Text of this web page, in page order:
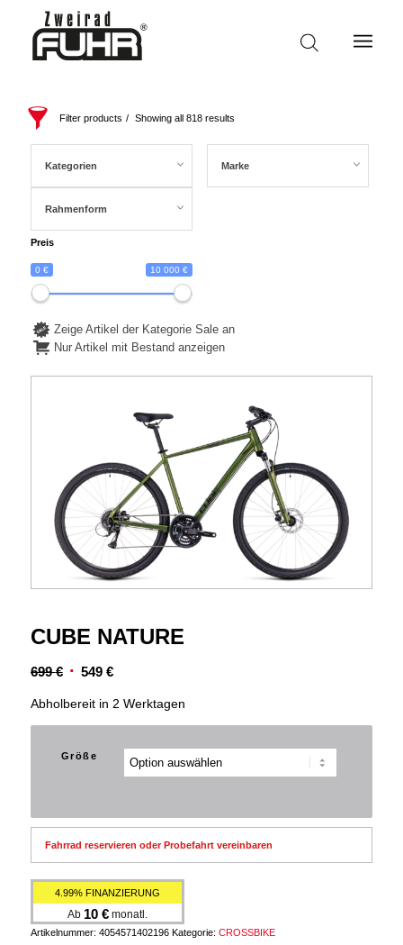
Filter products Showing all 818 results
Kategorien Marke
Rahmenform
Preis
0 € 10 000 €
Zeige Artikel der Kategorie Sale an
Nur Artikel mit Bestand anzeigen
CUBE NATURE
699€ Ursprünglicher
549 €Aktueller
Abholbereit in 2 Werktagen
Größe
Fahrrad reservieren oder Probefahrt vereinbaren
4.99% FINANZIERUNG
Ab 10 €monatl.
Artikelnummer: 4054571402196 Kategorie: CROSSBIKE